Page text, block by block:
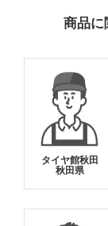
商品に
タイヤ館秋田
秋田県